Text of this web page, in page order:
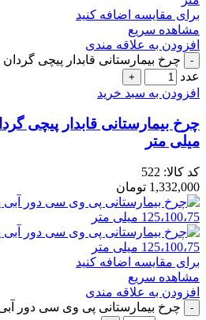
برای مقایسه اضافه کنید
مشاهده سریع
افزودن به علاقه مندی
عدد
افزودن به سبد خرید
میلی متر
کد کالا: 522
1,332,000 تومان
برای مقایسه اضافه کنید
مشاهده سریع
افزودن به علاقه مندی